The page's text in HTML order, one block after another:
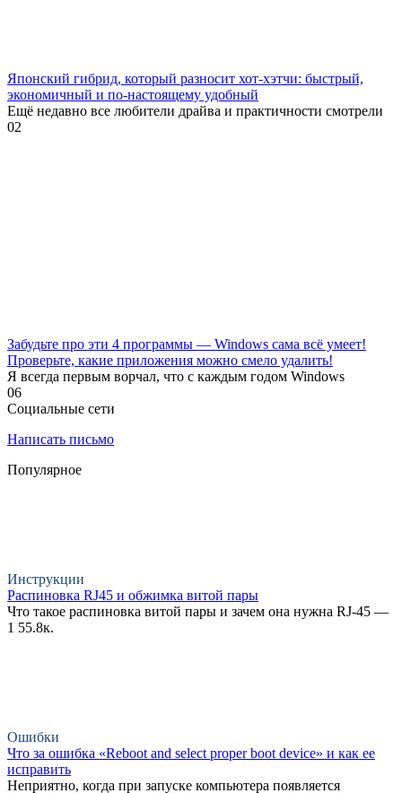
Японский гибрид, который разносит хот-хэтчи: быстрый,
экономичный и по-настоящему удобный
Ещё недавно все любители драйва и практичности смотрели
02
Забудьте про эти 4 программы — Windows сама всё умеет!
Проверьте, какие приложения можно смело удалить!
Я всегда первым ворчал, что с каждым годом Windows
06
Социальные сети
Написать письмо
Популярное
Инструкции
Распиновка RJ45 и обжимка витой пары
Что такое распиновка витой пары и зачем она нужна RJ-45 —
1 55.8к.
Ошибки
Что за ошибка «Reboot and select proper boot device» и как ее
исправить
Неприятно, когда при запуске компьютера появляется